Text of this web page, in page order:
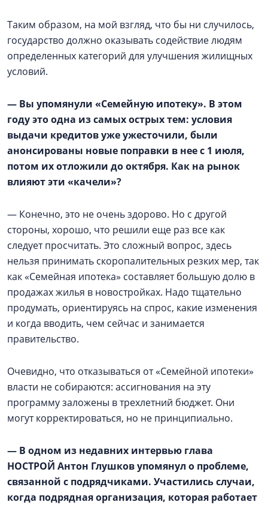
Таким образом, на мой взгляд, что бы ни случилось,
государство должно оказывать содействие людям
определенных категорий для улучшения жилищных
условий.
— Вы упомянули «Семейную ипотеку». В этом
году это одна из самых острых тем: условия
выдачи кредитов уже ужесточили, были
анонсированы новые поправки в нее с 1 июля,
потом их отложили до октября. Как на рынок
влияют эти «качели»?
— Конечно, это не очень здорово. Но с другой
стороны, хорошо, что решили еще раз все как
следует просчитать. Это сложный вопрос, здесь
нельзя принимать скоропалительных резких мер, так
как «Семейная ипотека» составляет большую долю в
продажах жилья в новостройках. Надо тщательно
продумать, ориентируясь на спрос, какие изменения
и когда вводить, чем сейчас и занимается
правительство.
Очевидно, что отказываться от «Семейной ипотеки»
власти не собираются: ассигнования на эту
программу заложены в трехлетний бюджет. Они
могут корректироваться, но не принципиально.
— В одном из недавних интервью глава
НОСТРОЙ Антон Глушков упомянул о проблеме,
связанной с подрядчиками. Участились случаи,
когда подрядная организация, которая работает